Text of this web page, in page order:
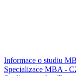
Informace o studiu
Specializace MBA -